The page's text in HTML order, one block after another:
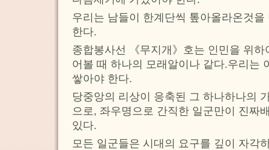
우리는 남들이 한계단씩 톺아올라온것
한다.
종합봉사선 《무지개》호는 인민을 위
어볼 때 하나의 모래알이나 같다.우리는
쌓아야 한다.
당중앙의 리상이 응축된 그 하나하나의
으로, 좌우명으로 간직한 일군만이 진짜
있다.
모든 일군들은 시대의 요구를 깊이 자각